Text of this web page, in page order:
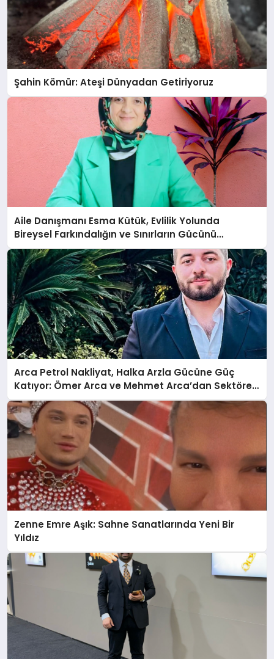
Şahin Kömür: Ateşi Dünyadan Getiriyoruz
Aile Danışmanı Esma Kütük, Evlilik Yolunda
Bireysel Farkındalığın ve Sınırların Gücünü
Anlatıyor
Arca Petrol Nakliyat, Halka Arzla Gücüne Güç
Katıyor: Ömer Arca ve Mehmet Arca’dan Sektöre
Güçlü Yatırım
Zenne Emre Aşık: Sahne Sanatlarında Yeni Bir
Yıldız